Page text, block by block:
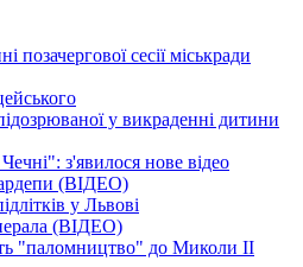
позачергової сесії міськради
у викраденні дитини
з'явилося нове відео
(ВІДЕО)
у Львові
(ВІДЕО)
"паломництво" до Миколи ІІ